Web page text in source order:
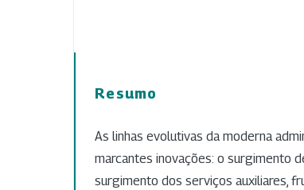
Resumo
As linhas evolutivas da moderna
marcantes inovações: o surgimento
surgimento dos serviços auxiliares,